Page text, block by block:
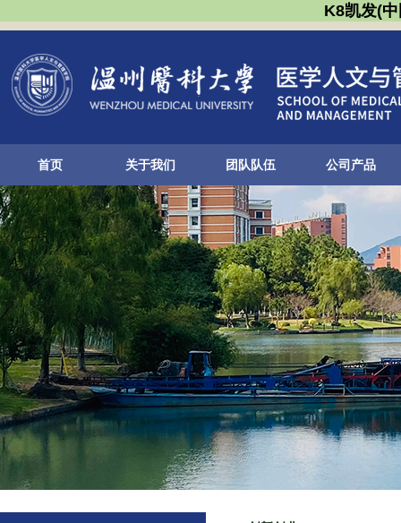
K8凯发(
首页 关于我们 团队队伍 公司产品